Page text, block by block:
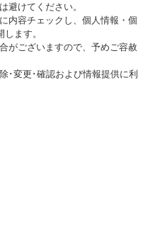
避けてください。
内容チェックし、個人情報・個
ます。
がございますので、予めご容赦
･変更･確認および情報提供に利